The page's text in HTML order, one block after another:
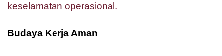
keselamatan operasional.
Budaya Kerja Aman